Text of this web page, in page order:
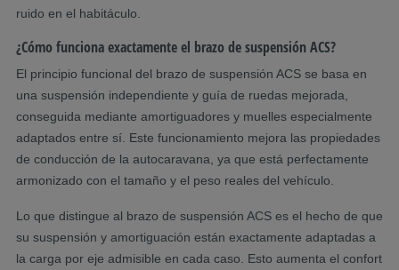
ruido en el habitáculo.
¿Cómo funciona exactamente el brazo de suspensión ACS?
El principio funcional del brazo de suspensión ACS se basa en
una suspensión independiente y guía de ruedas mejorada,
conseguida mediante amortiguadores y muelles especialmente
adaptados entre sí. Este funcionamiento mejora las propiedades
de conducción de la autocaravana, ya que está perfectamente
armonizado con el tamaño y el peso reales del vehículo.
Lo que distingue al brazo de suspensión ACS es el hecho de que
su suspensión y amortiguación están exactamente adaptadas a
la carga por eje admisible en cada caso. Esto aumenta el confort